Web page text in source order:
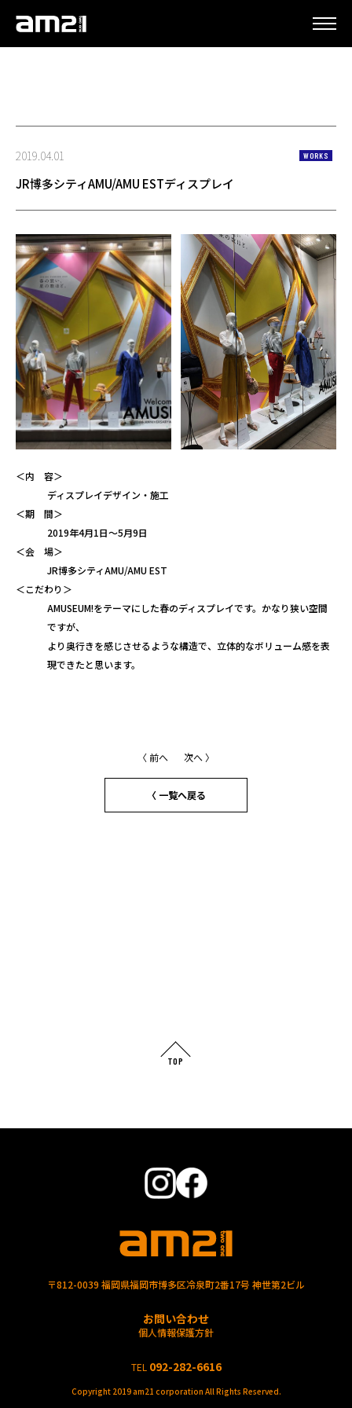
2019.04.01 WORKS
JR博多シティAMU/AMU ESTディスプレイ
＜内 容＞
ディスプレイデザイン・施工
＜期 間＞
2019年4月1日～5月9日
＜会 場＞
JR博多シティAMU/AMU EST
＜こだわり＞
AMUSEUM!をテーマにした春のディスプレイです。かなり狭い空間
ですが、
より奥行きを感じさせるような構造で、立体的なボリューム感を表
現できたと思います。
〈 前へ 次へ 〉
〈 一覧へ戻る
TOP
〒812-0039 福岡県福岡市博多区冷泉町2番17号 神世第2ビル
お問い合わせ
個人情報保護方針
TEL 092-282-6616
Copyright 2019 am21 corporation All Rights Reserved.